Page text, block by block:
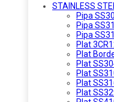
STAINLESS
Pipa
Pipa
Pipa
Plat
Plat
Plat
Plat
Plat
Plat